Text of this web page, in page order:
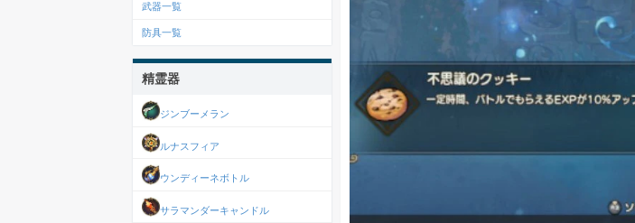
武器一覧
防具一覧
精霊器
ジンブーメラン
ルナスフィア
ウンディーネボトル
サラマンダーキャンドル